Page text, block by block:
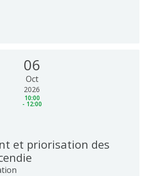
06
Oct
2026
10:00
- 12:00
et priorisation des